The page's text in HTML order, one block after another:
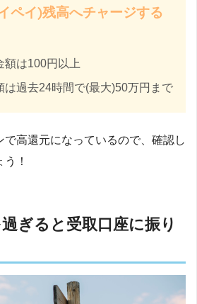
ペイ)残高へチャージする
額は100円以上
は過去24時間で(最大)50万円まで
高還元になっているので、確認し
！
ぎると受取口座に振り